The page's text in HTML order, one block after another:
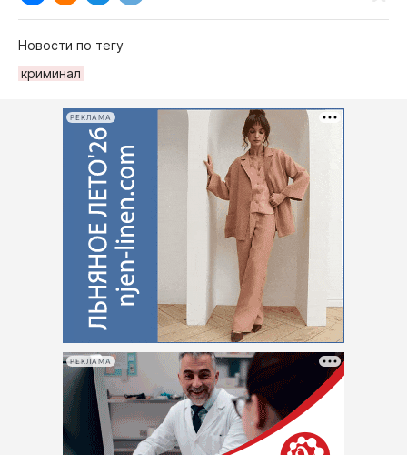
Новости по тегу
криминал
РЕКЛАМА
РЕКЛАМА